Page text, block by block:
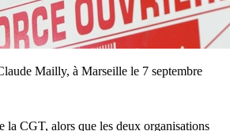
Mailly, à Marseille le 7 septembre
la CGT, alors que les deux organisations